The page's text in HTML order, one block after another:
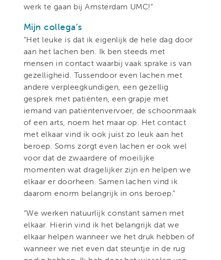
werk te gaan bij Amsterdam UMC!”
Mijn collega’s
“Het leuke is dat ik eigenlijk de hele dag door
aan het lachen ben. Ik ben steeds met
mensen in contact waarbij vaak sprake is van
gezelligheid. Tussendoor even lachen met
andere verpleegkundigen, een gezellig
gesprek met patiënten, een grapje met
iemand van patiëntenvervoer, de schoonmaak
of een arts, noem het maar op. Het contact
met elkaar vind ik ook juist zo leuk aan het
beroep. Soms zorgt even lachen er ook wel
voor dat de zwaardere of moeilijke
momenten wat dragelijker zijn en helpen we
elkaar er doorheen. Samen lachen vind ik
daarom enorm belangrijk in ons beroep.”
“We werken natuurlijk constant samen met
elkaar. Hierin vind ik het belangrijk dat we
elkaar helpen wanneer we het druk hebben of
wanneer we net even dat steuntje in de rug